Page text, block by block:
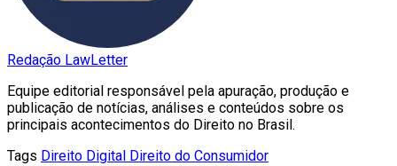
Redação LawLetter
Equipe editorial responsável pela apuração, produção e
publicação de notícias, análises e conteúdos sobre os
principais acontecimentos do Direito no Brasil.
Tags Direito Digital Direito do Consumidor